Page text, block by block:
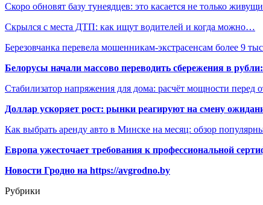
Скоро обновят базу тунеядцев: это касается не только
Скрылся с места ДТП: как ищут водителей и когда можно…
Березовчанка перевела мошенникам-экстрасенсам более 9
Белорусы начали массово переводить сбережения в
Стабилизатор напряжения для дома: расчёт мощности перед
Доллар ускоряет рост: рынки реагируют на смену
Как выбрать аренду авто в Минске на месяц: обзор
Европа ужесточает требования к профессиональной
Новости Гродно на https://avgrodno.by
Рубрики